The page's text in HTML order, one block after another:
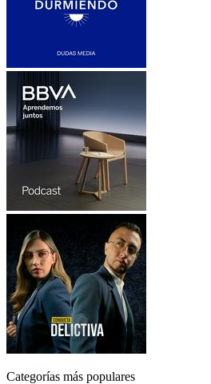
Categorías más populares